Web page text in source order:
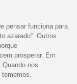
pensar funciona para
azarado”. Outros
prosperar. Em
nos